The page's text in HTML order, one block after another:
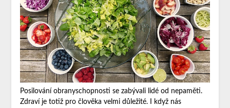
Posilování obranyschopnosti se zabývali lidé od nepaměti.
Zdraví je totiž pro člověka velmi důležité. I když nás